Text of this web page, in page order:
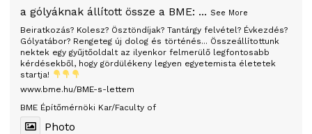
a gólyáknak állított össze a BME:
Beiratkozás? Kolesz? Ösztöndíjak? Tantárgy felvétel? Évkezdés?
Gólyatábor? Rengeteg új dolog és történés... Összeállítottunk
nektek egy gyűjtőoldalt az ilyenkor felmerülő legfontosabb
kérdésekből, hogy gördülékeny legyen egyetemista életetek
startja!
www.bme.hu/BME-s-lettem
BME Építőmérnöki Kar/Faculty of
... See More
Photo